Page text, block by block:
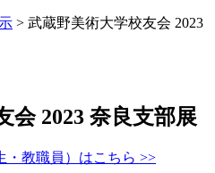
> 武蔵野美術大学校友会 2023
会 2023 奈良支部展
・教職員）はこちら >>